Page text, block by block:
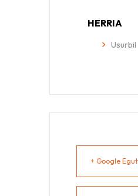
HERRIA
Usurbil
+ Google